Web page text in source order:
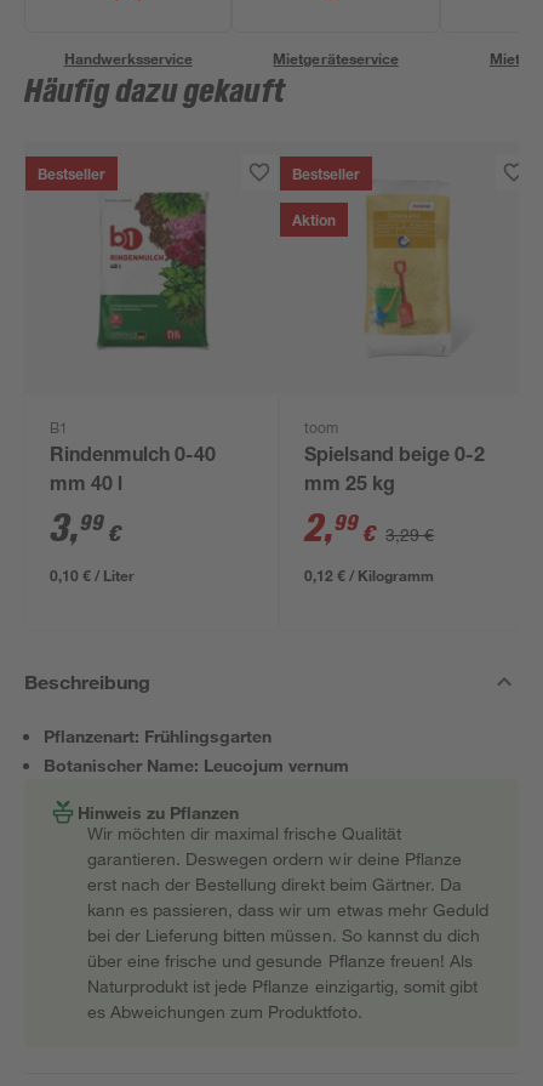
Handwerksservice Mietgeräteservice
Häufig dazu gekauft
Bestseller
B1
Rindenmulch 0-40
mm 40 l
3,99 €
0,10 € / Liter
Bestseller
Aktion
toom
Spielsand beige 0-2
mm 25 kg
2,99 € 3,29 €
0,12 € / Kilogramm
Beschreibung
Pflanzenart: Frühlingsgarten
Botanischer Name: Leucojum vernum
Hinweis zu Pflanzen
Wir möchten dir maximal frische Qualität
garantieren. Deswegen ordern wir deine Pflanze
erst nach der Bestellung direkt beim Gärtner. Da
kann es passieren, dass wir um etwas mehr Geduld
bei der Lieferung bitten müssen. So kannst du dich
über eine frische und gesunde Pflanze freuen! Als
Naturprodukt ist jede Pflanze einzigartig, somit gibt
es Abweichungen zum Produktfoto.